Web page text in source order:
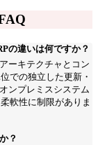
の違いは何ですか？
ーキテクチャとコン
での独立した更新・
ンプレミスシステム
軟性に制限がありま
？